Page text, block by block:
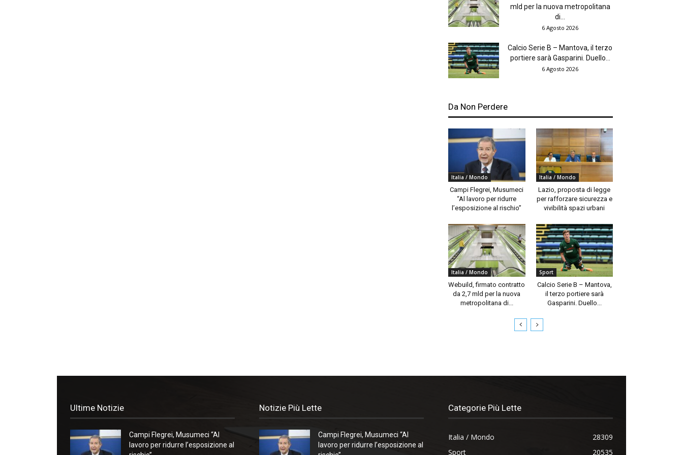
mld per la nuova metropolitana
di...
6 Agosto 2026
Calcio Serie B – Mantova, il terzo
portiere sarà Gasparini. Duello...
6 Agosto 2026
Da Non Perdere
Italia / Mondo
Campi Flegrei, Musumeci
“Al lavoro per ridurre
l’esposizione al rischio”
Italia / Mondo
Lazio, proposta di legge
per rafforzare sicurezza e
vivibilità spazi urbani
Italia / Mondo
Webuild, firmato contratto
da 2,7 mld per la nuova
metropolitana di...
Sport
Calcio Serie B – Mantova,
il terzo portiere sarà
Gasparini. Duello...
Ultime Notizie
Campi Flegrei, Musumeci “Al
lavoro per ridurre l’esposizione al
Notizie Più Lette
Campi Flegrei, Musumeci “Al
lavoro per ridurre l’esposizione al
Categorie Più Lette
Italia / Mondo
28309
Sport
20535